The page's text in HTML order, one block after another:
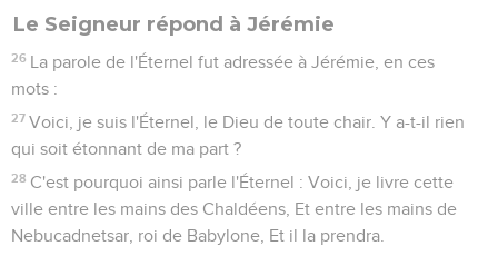
Le Seigneur répond à Jérémie
26 La parole de l'Éternel fut adressée à Jérémie, en ces
mots :
27 Voici, je suis l'Éternel, le Dieu de toute chair. Y a-t-il rien
qui soit étonnant de ma part ?
28 C'est pourquoi ainsi parle l'Éternel : Voici, je livre cette
ville entre les mains des Chaldéens, Et entre les mains de
Nebucadnetsar, roi de Babylone, Et il la prendra.